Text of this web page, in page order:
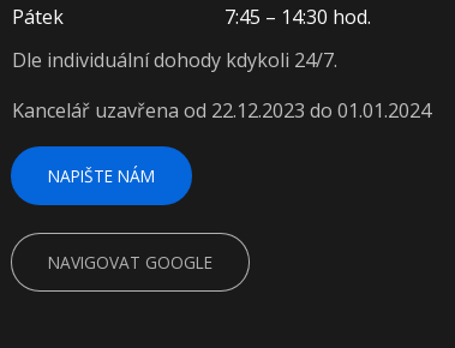
Pátek
7:45 – 14:30 hod.
Dle individuální dohody kdykoli 24/7.
Kancelář uzavřena od 22.12.2023 do 01.01.2024
NAPIŠTE NÁM
NAVIGOVAT GOOGLE